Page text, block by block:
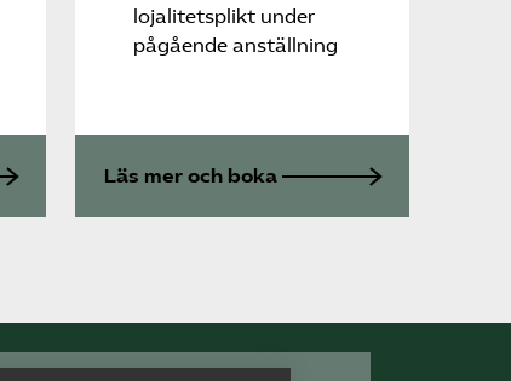
lojalitetsplikt under
pågående anställning
Läs mer och boka